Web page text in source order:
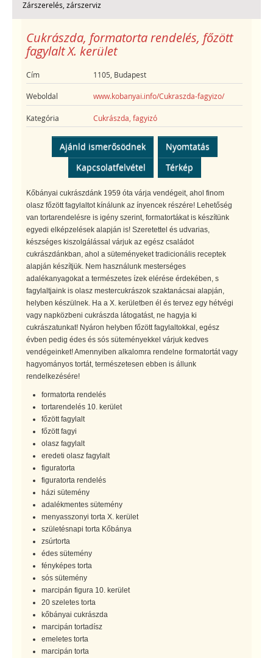
Zárszerelés, zárszerviz
Cukrászda, formatorta rendelés, főzött
fagylalt X. kerület
Cím 1105, Budapest
Weboldal www.kobanyai.info/Cukraszda-fagyizo/
Kategória Cukrászda, fagyizó
Ajánld ismerősödnek
Nyomtatás
Kapcsolatfelvétel
Térkép
Kőbányai cukrászdánk 1959 óta várja vendégeit, ahol finom
olasz főzött fagylaltot kínálunk az ínyencek részére! Lehetőség
van tortarendelésre is igény szerint, formatortákat is készítünk
egyedi elképzelések alapján is! Szeretettel és udvarias,
készséges kiszolgálással várjuk az egész családot
cukrászdánkban, ahol a süteményeket tradicionális receptek
alapján készítjük. Nem használunk mesterséges
adalékanyagokat a természetes ízek elérése érdekében, s
fagylaltjaink is olasz mestercukrászok szaktanácsai alapján,
helyben készülnek. Ha a X. kerületben él és tervez egy hétvégi
vagy napközbeni cukrászda látogatást, ne hagyja ki
cukrászatunkat! Nyáron helyben főzött fagylaltokkal, egész
évben pedig édes és sós süteményekkel várjuk kedves
vendégeinket! Amennyiben alkalomra rendelne formatortát vagy
hagyományos tortát, természetesen ebben is állunk
rendelkezésére!
formatorta rendelés
tortarendelés 10. kerület
főzött fagylalt
főzött fagyi
olasz fagylalt
eredeti olasz fagylalt
figuratorta
figuratorta rendelés
házi sütemény
adalékmentes sütemény
menyasszonyi torta X. kerület
születésnapi torta Kőbánya
zsúrtorta
édes sütemény
fényképes torta
sós sütemény
marcipán figura 10. kerület
20 szeletes torta
kőbányai cukrászda
marcipán tortadísz
emeletes torta
marcipán torta